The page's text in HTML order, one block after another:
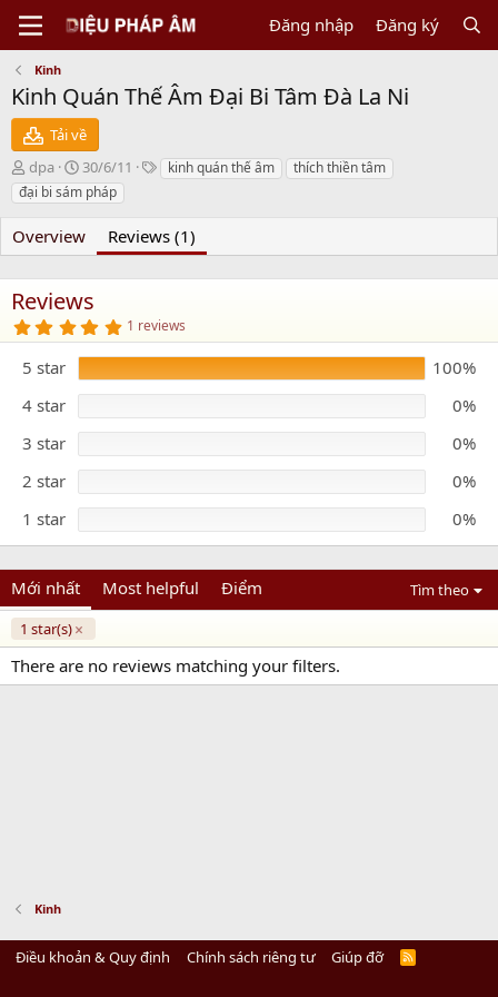
Đăng nhập Đăng ký
Kinh
Kinh Quán Thế Âm Đại Bi Tâm Đà La Ni
Tải về
N
g
ư
i
i
dpa
C
r
e
t
n
d
a
t
e
30/6/11
T kinh quán thế âm
thích thiền tâm
đại bi sám pháp
Overview Reviews (1)
Reviews
5
.
0
0
s
a
r
s
1 reviews
5 star
100%
4 star
0%
3 star
0%
2 star
0%
1 star
0%
Mới nhất Most helpful Điểm
Tìm theo
1 star(s)
There are no reviews matching your filters.
Kinh
Điều khoản & Quy định Chính sách riêng tư Giúp đỡ
R